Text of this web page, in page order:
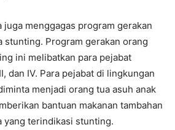
juga menggagas program gerakan
stunting. Program gerakan orang
ini melibatkan para pejabat
dan IV. Para pejabat di lingkungan
menjadi orang tua asuh anak
bantuan makanan tambahan
yang terindikasi stunting.